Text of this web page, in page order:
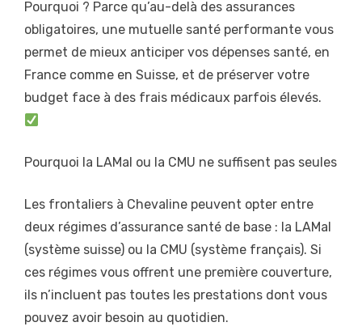
Pourquoi ? Parce qu’au-delà des assurances
obligatoires, une mutuelle santé performante vous
permet de mieux anticiper vos dépenses santé, en
France comme en Suisse, et de préserver votre
budget face à des frais médicaux parfois élevés.
Pourquoi la LAMal ou la CMU ne suffisent pas seules
Les frontaliers à Chevaline peuvent opter entre
deux régimes d’assurance santé de base : la LAMal
(système suisse) ou la CMU (système français). Si
ces régimes vous offrent une première couverture,
ils n’incluent pas toutes les prestations dont vous
pouvez avoir besoin au quotidien.